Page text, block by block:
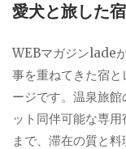
愛犬と旅した
WEBマガジンlade
事を重ねてきた宿
ージです。温泉旅
ット同伴可能な専
まで、滞在の質と